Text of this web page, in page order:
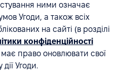
ними означає
Угоди, а також всіх
на сайті (в розділі
конфіденційності
право оновлювати свої
Угоди.